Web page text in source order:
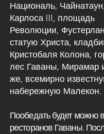
Националь,
Карлоса III, площадь
Революции,
статую Христа,
Кристобаля Колона,
лес Гаваны, Мирамар
же, всемирно
набережную Малекон.
Пообедать будет можно
ресторанов Гаваны.